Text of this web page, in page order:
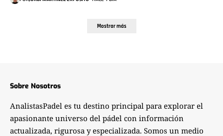
Mostrar más
Sobre Nosotros
AnalistasPadel es tu destino principal para explorar el
apasionante universo del pádel con información
actualizada, rigurosa y especializada. Somos un medio